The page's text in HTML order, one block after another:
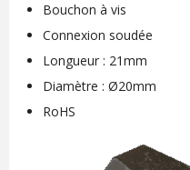
Bouchon à vis
Connexion soudée
Longueur : 21mm
Diamètre : Ø20mm
RoHS